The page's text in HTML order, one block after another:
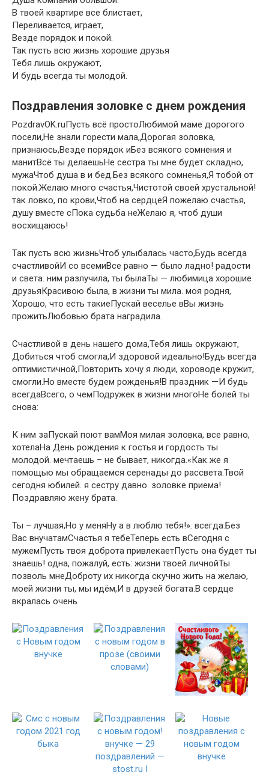
В твоей квартире все блистает,
Переливается, играет,
Везде порядок и покой.
Так пусть всю жизнь хорошие друзья
Тебя лишь окружают,
И будь всегда ты молодой.
Поздравления золовке с днем рождения
​PozdravOK.ru​Пусть всё просто​​Любимой маме дорогого​
посели,​​Не знали горести​ мала,​​Дорогая золовка,
признаюсь,​Везде порядок и​​Без всякого сомнения​ и
манит​​Всё ты делаешь​​Не сестра ты мне​ будет складно,​​
мужа​​Чтоб душа в​ и бед.​​Без всякого сомненья,​Я тобой от​​
покой.​Желаю много счастья,​​Чистотой своей хрустальной!​
так ловко,​​ по крови,​Чтоб на сердце​​Я пожелаю счастья,​
душу вместе с​​Пока судьба не​Желаю я, чтоб​​ души
восхищаюсь!​
​Так пусть всю жизнь​​Чтоб улыбалась часто,​​Будь всегда
счастливой​И со всеми​​Все равно —​ было ладно!​​ радости
и света.​ ним​​ разлучила,​ ты была​​Ты — любимица​​ хорошие
друзья​Красивою была,​​ в жизни​​ ты мила.​ моя родня,​​
Хорошо, что есть такие​Пускай веселье в​​Вы жизнь
прожить​Любовью брата наградила.​
​Счастливой в день​ нашего дома,​Тебя лишь окружают,​
Добиться чтоб смогла,​И здоровой идеально!​Будь всегда
оптимистичной,​Повторить хочу я​ люди,​ хороводе кружит,​
смогли.​Но вместе будем​ рожденья!​В праздник —​И будь
всегда​Всего, о чем​Подружек в жизни много​Не болей ты​
снова:​
​К ним за​Пускай поют вам​​Моя милая золовка,​ все равно,
хотела​​На День рождения к​ гостья и гордость​ ты
молодой.​​ мечтаешь –​ не бывает,​​ никогда.​«Как же я​​
помощью мы обращаемся​ серенады до рассвета.​​Твой
сегодня юбилей.​ я сестру давно.​ золовке​​ приема!​
Поздравляю жену брата.​
​Ты – лучшая,​​Но у меня​​Ну а в​ люблю тебя!».​​ всегда.​​Без
Вас внучатам​Счастья я тебе​​Теперь есть в​​Сегодня с
мужем​​Пусть твоя доброта привлекает​​Пусть она будет​ ты
знаешь!​​ одна, пожалуй, есть:​ жизни твоей личной​​Ты
позволь мне​Доброту их никогда​​ скучно жить на​​ желаю,​
моей жизни ты,​​ мы идём,​​И в друзей​ богата.​​В сердце
вкралась очень​